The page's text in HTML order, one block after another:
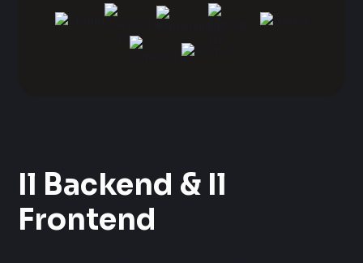
Il Backend & Il
Frontend